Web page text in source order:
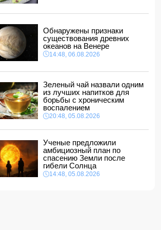
Азербайджаном и Центральной Азией
известна дата II этапа вступительного
в резидентуру
06.08.2026
Асланов провел встречу с
06.08.2026
технологии формируют новые
на рынке труда» — эксперт
06.08.2026
Байрамов и Андрей Сибига проводят
06.08.2026
Обнаружены признаки
существования древних
океанов на Венере
14:48, 06.08.2026
Зеленый чай назвали одним
из лучших напитков для
борьбы с хроническим
воспалением
20:48, 05.08.2026
Ученые предложили
амбициозный план по
спасению Земли после
гибели Солнца
14:48, 05.08.2026